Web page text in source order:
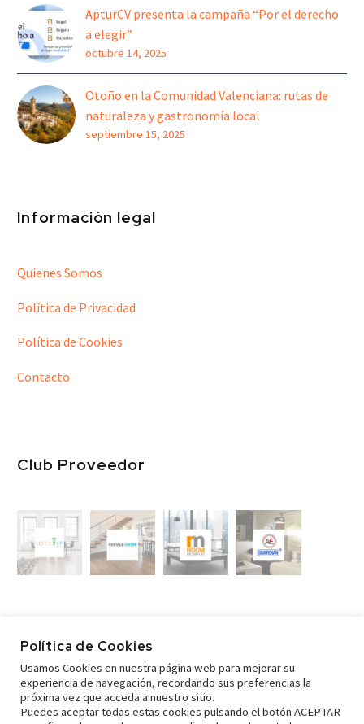
ApturCV presenta la campaña “Por el derecho
a elegir”
octubre 14, 2025
Otoño en la Comunidad Valenciana: rutas de
naturaleza y gastronomía local
septiembre 15, 2025
Información legal
Quienes Somos
Política de Privacidad
Política de Cookies
Contacto
Club Proveedor
Política de Cookies
Usamos Cookies en nuestra página web para mejorar su
experiencia de navegación, recordando sus preferencias la
próxima vez que acceda a nuestro sitio.
Puedes aceptar todas estas cookies pulsando el botón ACEPTAR